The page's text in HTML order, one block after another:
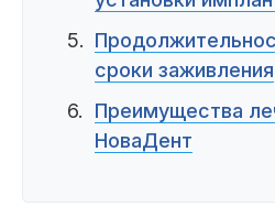
Разумовская
Богатова
Цены
сроки заживления
Преимущества
НоваДент